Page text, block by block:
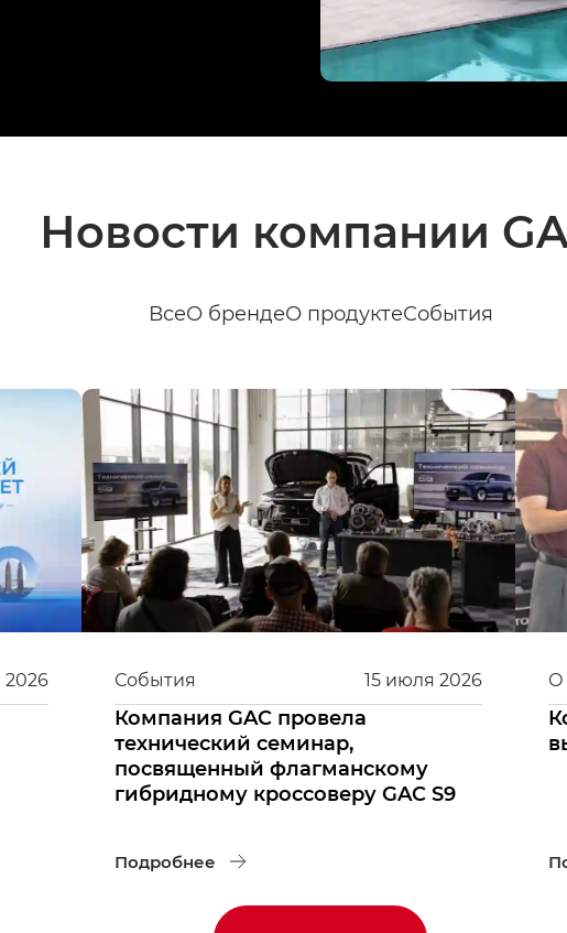
Новости компании
ВсеО брендеО продуктеСобытия
2026 15 июля 2026
События
Компания GAC провела
технический семинар,
посвященный флагманскому
гибридному кроссоверу GAC S9
Подробнее
О